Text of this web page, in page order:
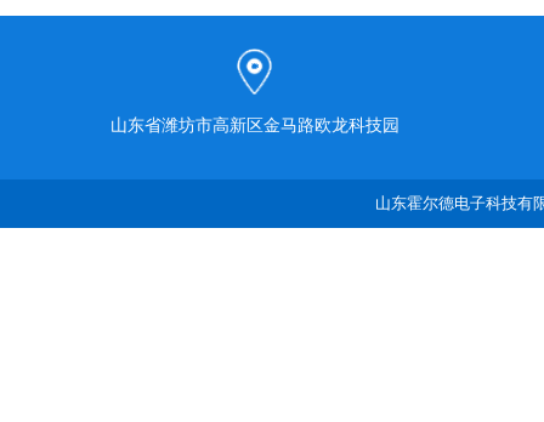
山东省潍坊市高新区金马路欧龙科技园
山东霍尔德电子科技有